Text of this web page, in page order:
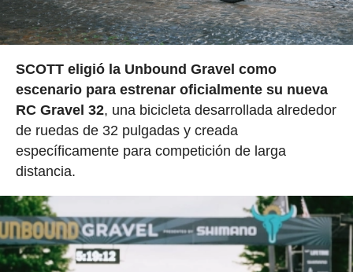
SCOTT eligió la Unbound Gravel como
escenario para estrenar oficialmente su nueva
RC Gravel 32, una bicicleta desarrollada alrededor
de ruedas de 32 pulgadas y creada
específicamente para competición de larga
distancia.